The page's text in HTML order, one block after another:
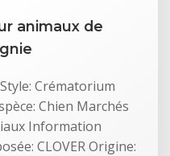
animaux de
Crématorium
Chien Marchés
Information
CLOVER Origine: